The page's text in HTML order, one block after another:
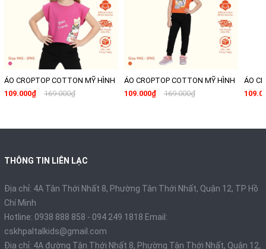
ÁO CROPTOP COTTON MỸ HÌNH
IN 3 CHÚ MÈO BÉ GÁI CAO CẤP -
109.000₫ 169.000₫
ÁO CROPTOP COTTON MỸ HÌNH
IN BÉ GÁI PHI HÀNH GIA BÉ GÁI
109.000₫ 169.000₫
ÁO
IN
THÔNG TIN LIÊN LẠC
Địa chỉ: 4A Tân Thới Nhất 8, Phường Tân Thới Nhất, Quận 12, TP Hồ
Chí Minh
Hotline: 0938 888 858 - 094 249 1818 Email:
cskhpaltalkids@gmail.com
Địa chỉ: 4A đường Tân Thới Nhất 8, Phường Tân Thới Nhất, Quận 12,